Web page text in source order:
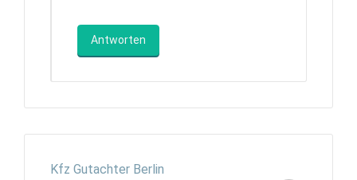
Antworten
Kfz Gutachter Berlin